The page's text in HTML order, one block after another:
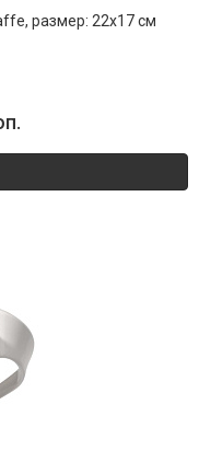
размер: 22х17 см